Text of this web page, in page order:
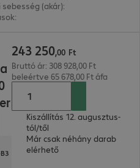
(akár):
:
243 250,00 Ft
Bruttó ár: 308 928,00 Ft
beleértve 65 678,00 Ft áfa
Kiszállítás 12. augusztus-
tól/től
Már csak néhány darab
elérhető